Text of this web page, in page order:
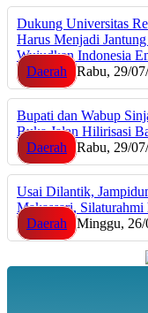
Dukung Universitas
Harus Menjadi
Wujudkan Indonesia
Daerah
Rabu, 29/
Bupati dan Wabup
Buka Jalan Hilirisasi
Daerah
Rabu, 29/
Usai Dilantik,
Makassari,
Daerah
Minggu, 26/